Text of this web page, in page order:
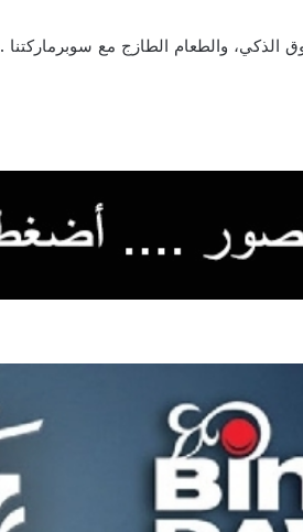
الذكي، والطعام الطازج مع سوبرماركتنا .